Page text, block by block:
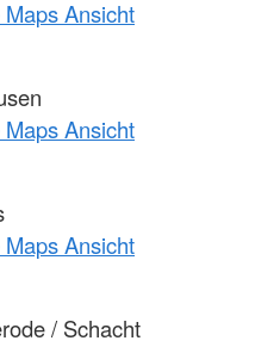
Ansicht
Ansicht
Ansicht
/ Schacht